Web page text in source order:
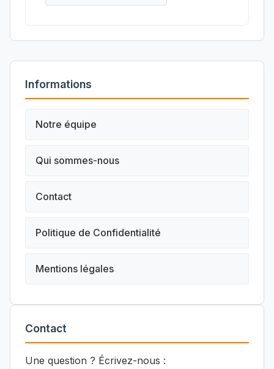
Informations
Notre équipe
Qui sommes-nous
Contact
Politique de Confidentialité
Mentions légales
Contact
Une question ? Écrivez-nous :